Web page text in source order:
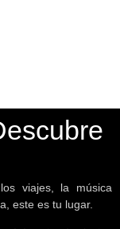
el
viajes, la música
este es tu lugar.